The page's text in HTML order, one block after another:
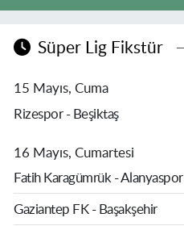
Süper Lig Fikstür
15 Mayıs, Cuma
Rizespor - Beşiktaş
16 Mayıs, Cumartesi
Fatih Karagümrük - Alanyaspor
Gaziantep FK - Başakşehir